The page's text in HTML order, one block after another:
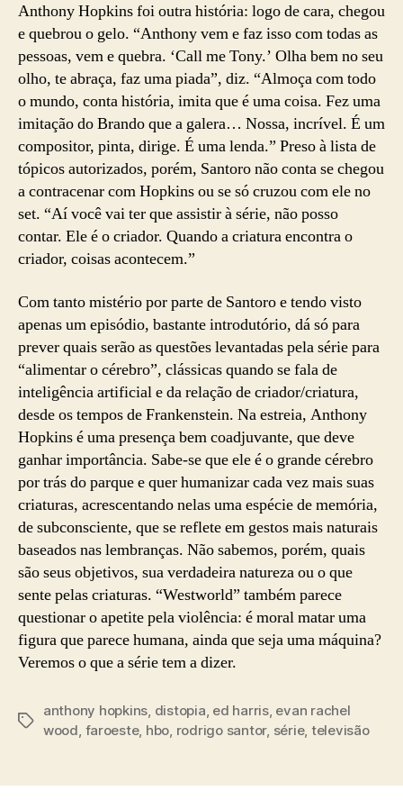
Anthony Hopkins foi outra história: logo de cara, chegou
e quebrou o gelo. “Anthony vem e faz isso com todas as
pessoas, vem e quebra. ‘Call me Tony.’ Olha bem no seu
olho, te abraça, faz uma piada”, diz. “Almoça com todo
o mundo, conta história, imita que é uma coisa. Fez uma
imitação do Brando que a galera… Nossa, incrível. É um
compositor, pinta, dirige. É uma lenda.” Preso à lista de
tópicos autorizados, porém, Santoro não conta se chegou
a contracenar com Hopkins ou se só cruzou com ele no
set. “Aí você vai ter que assistir à série, não posso
contar. Ele é o criador. Quando a criatura encontra o
criador, coisas acontecem.”
Com tanto mistério por parte de Santoro e tendo visto
apenas um episódio, bastante introdutório, dá só para
prever quais serão as questões levantadas pela série para
“alimentar o cérebro”, clássicas quando se fala de
inteligência artificial e da relação de criador/criatura,
desde os tempos de Frankenstein. Na estreia, Anthony
Hopkins é uma presença bem coadjuvante, que deve
ganhar importância. Sabe-se que ele é o grande cérebro
por trás do parque e quer humanizar cada vez mais suas
criaturas, acrescentando nelas uma espécie de memória,
de subconsciente, que se reflete em gestos mais naturais
baseados nas lembranças. Não sabemos, porém, quais
são seus objetivos, sua verdadeira natureza ou o que
sente pelas criaturas. “Westworld” também parece
questionar o apetite pela violência: é moral matar uma
figura que parece humana, ainda que seja uma máquina?
Veremos o que a série tem a dizer.
Tags
anthony hopkins distopia ed harris, evan rachel
wood faroeste, hbo rodrigo santor, série, televisão